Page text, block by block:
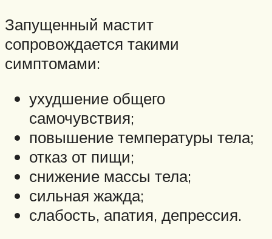
Запущенный мастит
сопровождается такими
симптомами:
ухудшение общего
самочувствия;
повышение температуры тела;
отказ от пищи;
снижение массы тела;
сильная жажда;
слабость, апатия, депрессия.